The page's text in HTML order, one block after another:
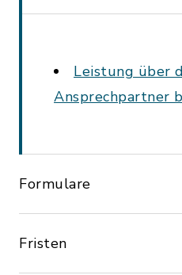
Leistung über
Ansprechpartner
Formulare
Fristen